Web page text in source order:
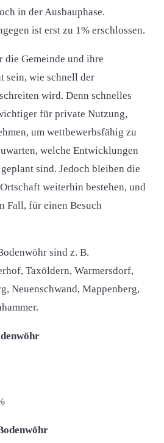
in der Ausbauphase.
ist erst zu 1% erschlossen.
Gemeinde und ihre
sein, wie schnell der
wird. Denn schnelles
für private Nutzung,
um wettbewerbsfähig zu
welche Entwicklungen
sind. Jedoch bleiben die
weiterhin bestehen, und
Fall, für einen Besuch
sind z. B.
Taxöldern, Warmersdorf,
Neuenschwand, Mappenberg,